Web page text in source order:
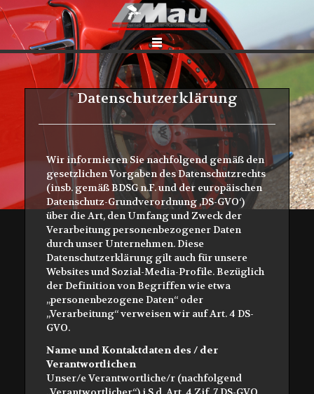
Datenschutzerklärung
Wir informieren Sie nachfolgend gemäß den
gesetzlichen Vorgaben des Datenschutzrechts
(insb. gemäß BDSG n.F. und der europäischen
Datenschutz-Grundverordnung ‚DS-GVO‘)
über die Art, den Umfang und Zweck der
Verarbeitung personenbezogener Daten
durch unser Unternehmen. Diese
Datenschutzerklärung gilt auch für unsere
Websites und Sozial-Media-Profile. Bezüglich
der Definition von Begriffen wie etwa
„personenbezogene Daten“ oder
„Verarbeitung“ verweisen wir auf Art. 4 DS-
GVO.
Name und Kontaktdaten des / der
Verantwortlichen
Unser/e Verantwortliche/r (nachfolgend